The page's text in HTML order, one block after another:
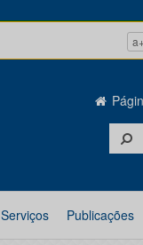
a+
Serviços Publicações